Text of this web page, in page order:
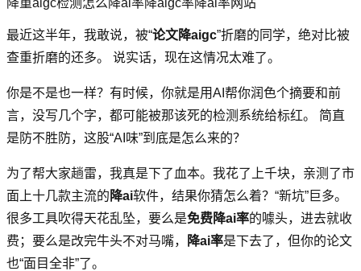
最近这半年，我敢说，被“论文降aigc”折磨的同学，绝对比被
查重折磨的还多。 说实话，现在这情况太难了。
你是不是也一样？有时候，你就是用AI帮你润色个摘要和前
言，没写几个字，都可能被那该死的检测系统给标红。 简直
是防不胜防，这股“AI味”到底是怎么来的？
为了帮大家趟雷，我真是下了血本。我花了上千块，亲测了市
面上十几款主流的 降ai软件，结果你猜怎么着？“新坑”巨多。
很多工具吹得天花乱坠，要么是免费降ai率的噱头，进去就收
费；要么是改完牛头不对马嘴，
降ai率是下去了，但你的论文
也“面目全非”了。